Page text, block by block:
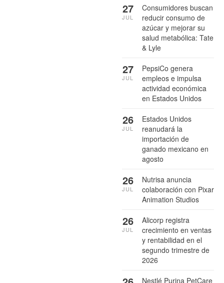
Consumidores buscan
reducir consumo de
azúcar y mejorar su
salud metabólica: Tate
& Lyle
27
JUL
PepsiCo genera
empleos e impulsa
actividad económica
en Estados Unidos
27
JUL
Estados Unidos
reanudará la
importación de
ganado mexicano en
agosto
26
JUL
Nutrisa anuncia
colaboración con Pixar
Animation Studios
26
JUL
Alicorp registra
crecimiento en ventas
y rentabilidad en el
segundo trimestre de
2026
26
JUL
Nestlé Purina PetCare